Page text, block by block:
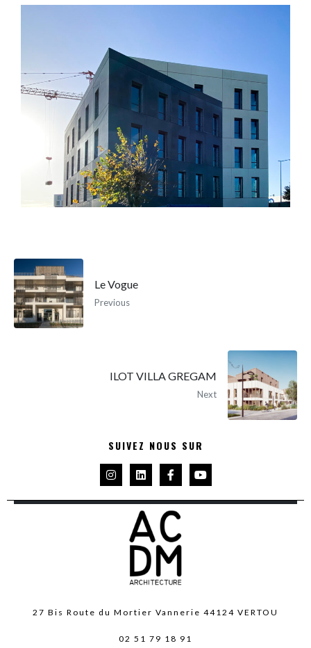
Le Vogue
Previous
ILOT VILLA GREGAM
Next
SUIVEZ NOUS SUR
27 Bis Route du Mortier Vannerie 44124 VERTOU
02 51 79 18 91